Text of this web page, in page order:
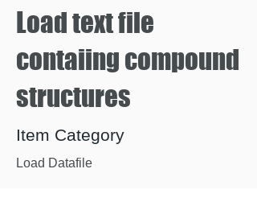
Load text file
contaiing compound
structures
Item Category
Load Datafile